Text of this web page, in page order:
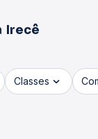
Irecê
Classes